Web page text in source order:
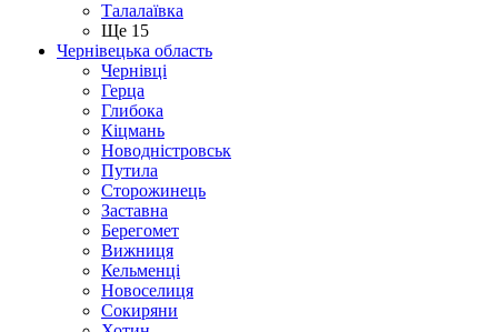
Талалаївка
Ще 15
Чернівецька область
Чернівці
Герца
Глибока
Кіцмань
Новодністровськ
Путила
Сторожинець
Заставна
Берегомет
Вижниця
Кельменці
Новоселиця
Сокиряни